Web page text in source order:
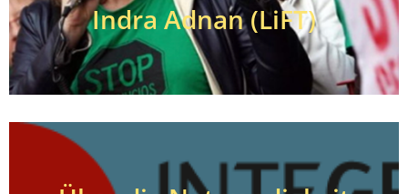
Indra Adnan (LiFT)